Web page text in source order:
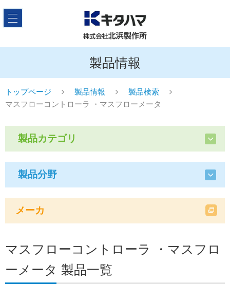
製品情報
トップページ 製品情報
製品検索
マスフローコントローラ ・マスフローメータ
製品カテゴリ
製品分野
メーカ
マスフローコントローラ ・マスフロ
ーメータ 製品一覧